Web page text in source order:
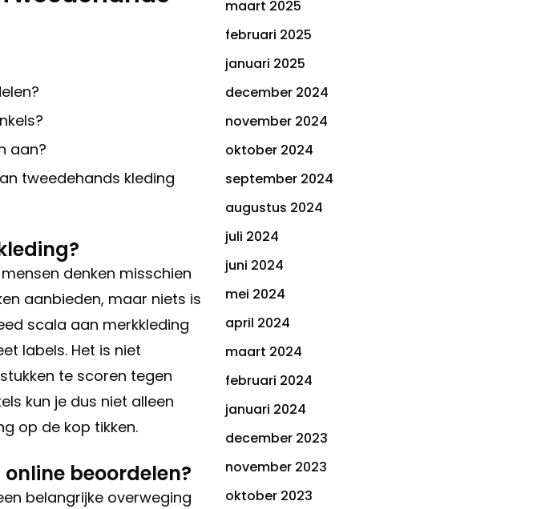
aan?
tweedehands kleding
denken misschien
aanbieden, maar niets is
scala aan merkkleding
labels. Het is niet
te scoren tegen
kun je dus niet alleen
op de kop tikken.
beoordelen?
belangrijke overweging
maart 2025
februari 2025
januari 2025
december 2024
november 2024
oktober 2024
september 2024
augustus 2024
juli 2024
juni 2024
mei 2024
april 2024
maart 2024
februari 2024
januari 2024
december 2023
november 2023
oktober 2023